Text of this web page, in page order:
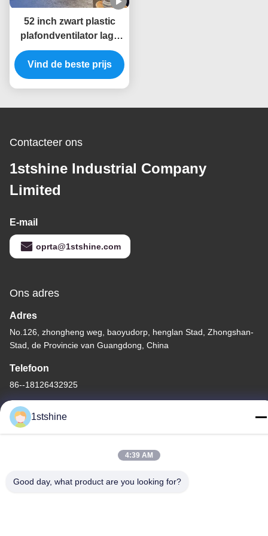
52 inch zwart plastic
plafondventilator lage
geluid met 6 snelheid
keuze slimme
afstandsbediening
Vind de beste prijs
Contacteer ons
1stshine Industrial Company
Limited
E-mail
oprta@1stshine.com
Ons adres
Adres
No.126, zhongheng weg, baoyudorp, henglan Stad, Zhongshan-
Stad, de Provincie van Guangdong, China
Telefoon
86--18126432925
Privacybeleid |Sitemap
Leverancier. Copyright © -2026 1stshine Industrial Company
1stshine
4:39 AM
Good day, what product are you looking for?